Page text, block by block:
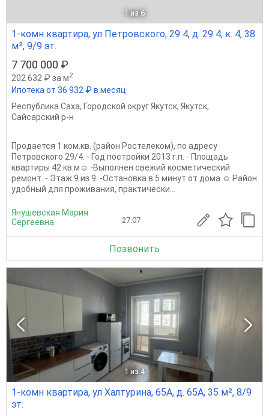
1 из 6
1-комн квартира, ул Петровского, 29 4, д. 29 4, к. 4, 38
м², 9/9 эт.
7 700 000 ₽
202 632 ₽ за м2
Ипотека от 36 932 ₽ в месяц
Республика Саха, Городской округ Якутск, Якутск,
Сайсарский р-н
Продается 1 ком.кв. (район Ростелеком), по адресу
Петровского 29/4. - Год постройки 2013 г.п. - Площадь
квартиры 42 кв.м☺️ -Выполнен свежий косметический
ремонт. - Этаж 9 из 9. -Остановка в 5 минут от дома ☺️ Район
удобный для проживания, практически...
Янушевская Мария
Сергеевна
27.07
Позвонить
1 из 4
1-комн квартира, ул Халтурина, 65А, д. 65А, 35 м², 8/9
эт.